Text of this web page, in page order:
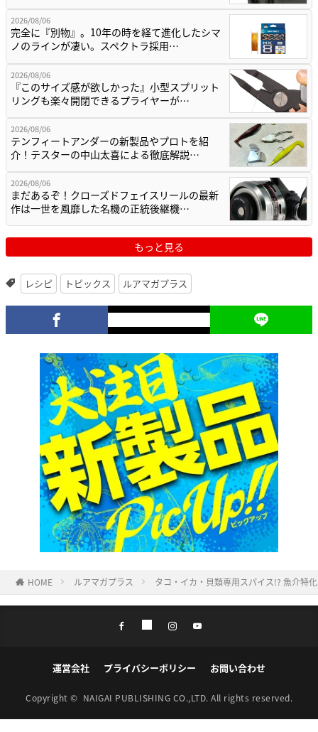
2026/08/06
完全に『別物』。10年の時を経て進化したシマ
ノのラインが凄い。スペクトラ採用…
2026/08/06
『このサイズ感が欲しかった』小型スプリット
リングも楽々開閉できるプライヤーが…
2026/08/06
テンフィートアンダーの新製品やプロトを紹
介！テスターの中山太喜による徹底解説…
2026/08/06
まだあるぞ！クローズドフェイスリールの最新
作は一世を風靡した名機の正統後継機…
もっと見る
レシピ トピックス ルアマガプラス
HOME ルアマガプラス タコ・イカ・貝類専用スパイス!? 魚介特
運営会社 プライバシーポリシー お問い合わせ
Copyright © NAIGAI PUBLISHING CO.,LTD. All rights reserved.